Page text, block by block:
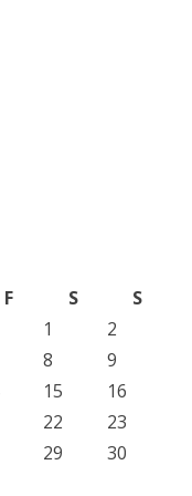
F S
S
1
2
8
9
15
16
22
23
29
30